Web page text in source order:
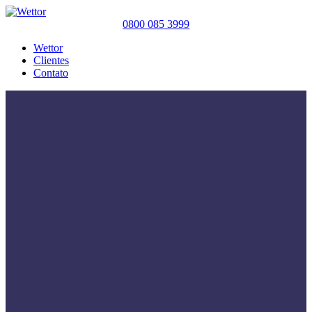
0800 085 3999
Wettor
Clientes
Contato